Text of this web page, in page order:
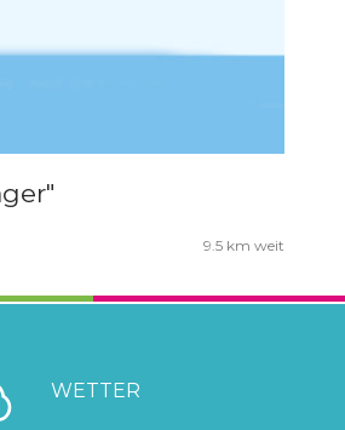
9.5 km weit
WETTER